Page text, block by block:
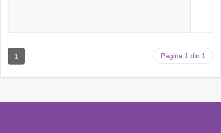
1 Pagina 1 din 1